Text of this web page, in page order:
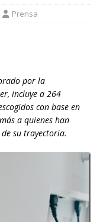
Prensa
por la
incluye a 264
con base en
a quienes han
su trayectoria.